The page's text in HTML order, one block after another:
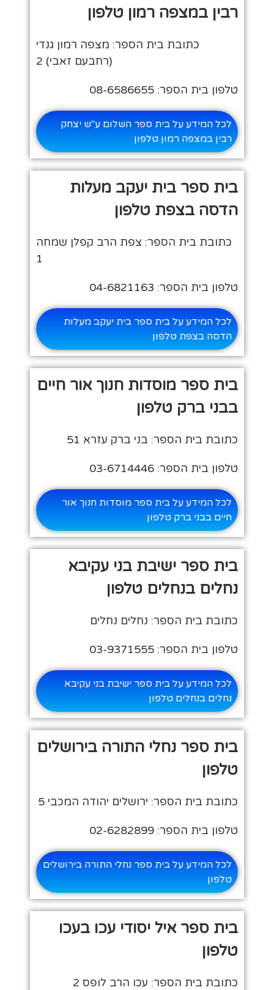
רבין במצפה רמון טלפון
כתובת בית הספר: מצפה רמון גנדי
(רחבעם זאבי) 2
טלפון בית הספר: 08-6586655
לכל המידע על בית ספר השלום ע"ש יצחק
רבין במצפה רמון טלפון
בית ספר בית יעקב מעלות
הדסה בצפת טלפון
כתובת בית הספר: צפת הרב קפלן שמחה
1
טלפון בית הספר: 04-6821163
לכל המידע על בית ספר בית יעקב מעלות
הדסה בצפת טלפון
בית ספר מוסדות חנוך אור חיים
בבני ברק טלפון
כתובת בית הספר: בני ברק עזרא 51
טלפון בית הספר: 03-6714446
לכל המידע על בית ספר מוסדות חנוך אור
חיים בבני ברק טלפון
בית ספר ישיבת בני עקיבא
נחלים בנחלים טלפון
כתובת בית הספר: נחלים נחלים
טלפון בית הספר: 03-9371555
לכל המידע על בית ספר ישיבת בני עקיבא
נחלים בנחלים טלפון
בית ספר נחלי התורה בירושלים
טלפון
כתובת בית הספר: ירושלים יהודה המכבי 5
טלפון בית הספר: 02-6282899
לכל המידע על בית ספר נחלי התורה בירושלים
טלפון
בית ספר איל יסודי עכו בעכו
טלפון
כתובת בית הספר: עכו הרב לופס 2